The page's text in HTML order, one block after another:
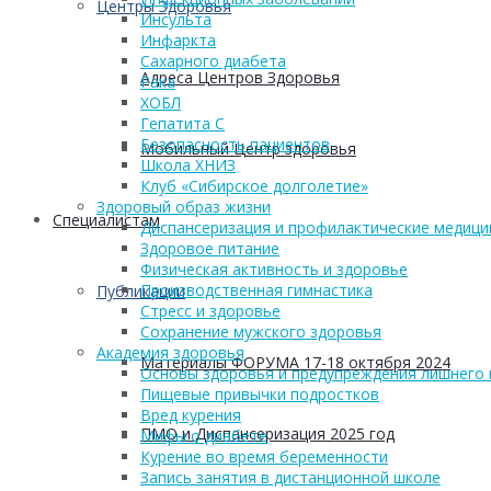
Центры Здоровья
Адреса Центров Здоровья
Мобильный Центр здоровья
Cпециалистам
Публикации
Материалы ФОРУМА 17-18 октября 2024
ПМО и Диспансеризация 2025 год
Инсульта
Инфаркта
Сахарного диабета
Рака
ХОБЛ
Гепатита С
Безопасность пациентов
Школа ХНИЗ
Клуб «Сибирское долголетие»
Здоровый образ жизни
Диспансеризация и профилактические
Здоровое питание
Физическая активность и здоровье
Производственная гимнастика
Стресс и здоровье
Сохранение мужского здоровья
Академия здоровья
Основы здоровья и предупреждения лишнего
Пищевые привычки подростков
Вред курения
Мифы о диабете
Курение во время беременности
Запись занятия в дистанционной школе